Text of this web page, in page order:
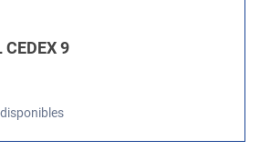
CEDEX 9